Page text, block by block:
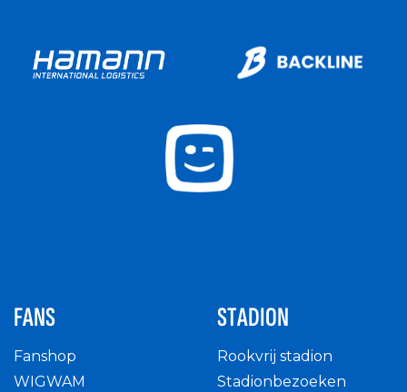
FANS
Fanshop
WIGWAM
STADION
Rookvrij stadion
Stadionbezoeken